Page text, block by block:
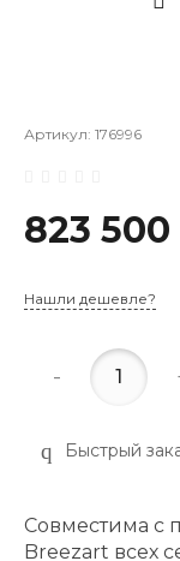
Артикул: 176996
823
Нашли дешевле?
-
Быстрый
Совместима с
Breezart всех